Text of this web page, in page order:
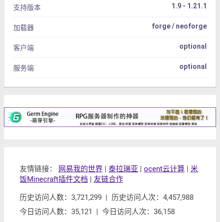
支持版本 1.9 - 1.21.1
加载器 forge / neoforge
客户端 optional
服务端 optional
友情链接： 网易我的世界 | 泰拉瑞亚 | ocent云计算 | 米
饭Minecraft插件文档 | 友链合作
历史访问人数：3,721,299 | 历史访问人次：4,457,988
今日访问人数：35,121 | 今日访问人次：36,158